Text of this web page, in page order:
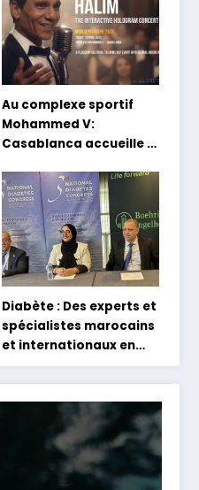
Au complexe sportif
Mohammed V:
Casablanca accueille la
concert holographique
d’Abdel Halim Hafez
Diabète : Des experts et
spécialistes marocains
et internationaux en
conclave à Tanger